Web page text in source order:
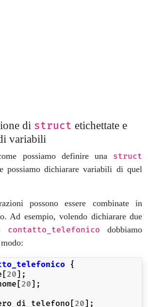
di struct etichettate e
variabili
possiamo definire una struct
possiamo dichiarare variabili di quel
possono essere combinate in
Ad esempio, volendo dichiarare due
contatto_telefonico dobbiamo
{
[20];
[20];
[20];